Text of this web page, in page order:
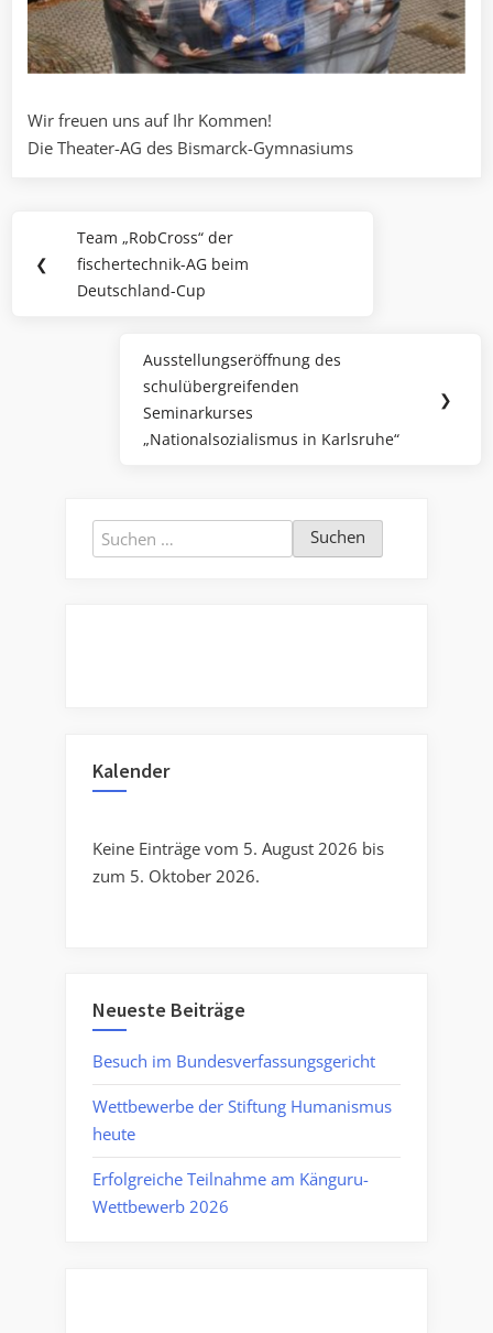
Wir freuen uns auf Ihr Kommen!
Die Theater-AG des Bismarck-Gymnasiums
Beitragsnavigation
❮
Previous
Post:
Team „RobCross“ der
fischertechnik-AG beim
Deutschland-Cup
Next
Post:
Ausstellungseröffnung des
schulübergreifenden
Seminarkurses
„Nationalsozialismus in Karlsruhe“
❯
Suchen
nach:
Kalender
Keine Einträge vom 5. August 2026 bis
zum 5. Oktober 2026.
Neueste Beiträge
Besuch im Bundesverfassungsgericht
Wettbewerbe der Stiftung Humanismus
heute
Erfolgreiche Teilnahme am Känguru-
Wettbewerb 2026